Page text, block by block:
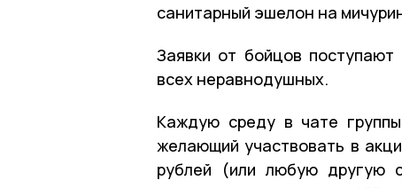
санитарный эшелон на
Заявки от бойцов
всех неравнодушных.
Каждую среду в чате
желающий участвовать в
рублей (или любую другую